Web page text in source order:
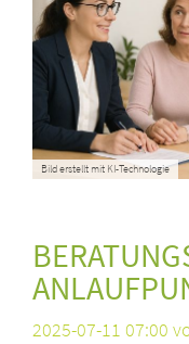
Bild erstellt mit KI-Technologie
2025-07-11 07:00